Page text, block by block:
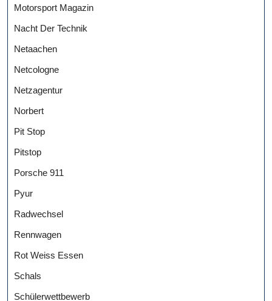
Motorsport Magazin
Nacht Der Technik
Netaachen
Netcologne
Netzagentur
Norbert
Pit Stop
Pitstop
Porsche 911
Pyur
Radwechsel
Rennwagen
Rot Weiss Essen
Schals
Schülerwettbewerb